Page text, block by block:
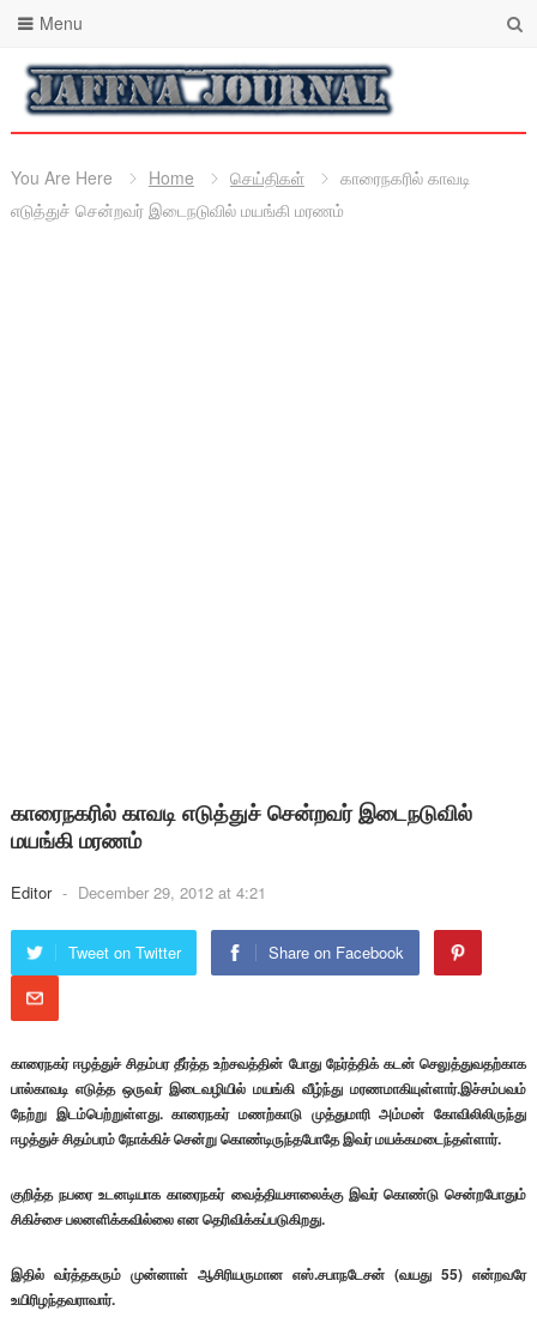
Menu
You Are Here Home செய்திகள்
காரைநகரில் காவடி
எடுத்துச் சென்றவர் இடைநடுவில் மயங்கி மரணம்
காரைநகரில் காவடி எடுத்துச் சென்றவர் இடைநடுவில்
மயங்கி மரணம்
Editor - December 29, 2012 at 4:21
Tweet on Twitter Share on Facebook
காரைநகர் ஈழத்துச் சிதம்பர தீர்த்த உற்சவத்தின் போது நேர்த்திக் கடன் செலுத்துவதற்காக
பால்காவடி எடுத்த ஒருவர் இடைவழியில் மயங்கி வீழ்ந்து மரணமாகியுள்ளார்.இச்சம்பவம்
நேற்று இடம்பெற்றுள்ளது. காரைநகர் மணற்காடு முத்துமாரி அம்மன் கோவிலிலிருந்து
ஈழத்துச் சிதம்பரம் நோக்கிச் சென்று கொண்டிருந்தபோதே இவர் மயக்கமடைந்தள்ளார்.
குறித்த நபரை உடனடியாக காரைநகர் வைத்தியசாலைக்கு இவர் கொண்டு சென்றபோதும்
சிகிச்சை பலனளிக்கவில்லை என தெரிவிக்கப்படுகிறது.
இதில் வர்த்தகரும் முன்னாள் ஆசிரியருமான எஸ்.சபாநடேசன் (வயது 55) என்றவரே
உயிரிழந்தவராவார்.